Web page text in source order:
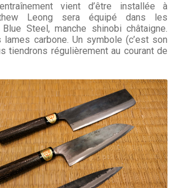
vient d’être installée à
Leong sera équipé dans les
Steel, manche shinobi châtaigne.
carbone. Un symbole (c’est son
tiendrons régulièrement au courant de